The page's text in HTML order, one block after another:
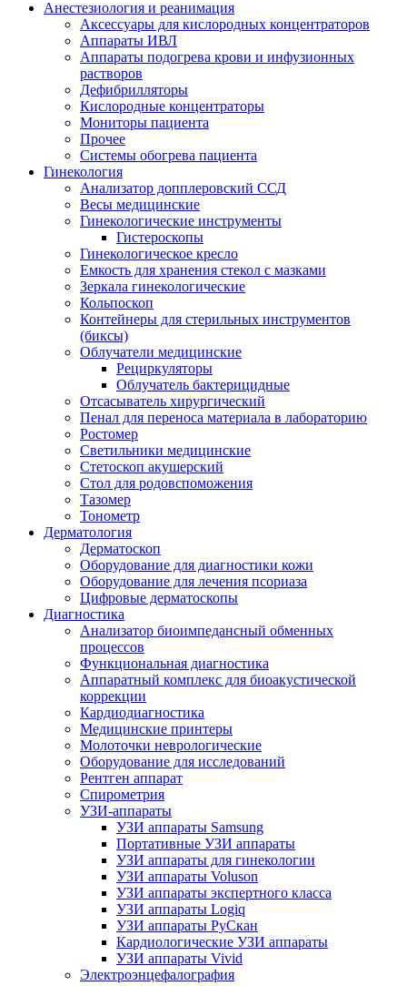
Анестезиология и реанимация
Аксессуары для кислородных концентраторов
Аппараты ИВЛ
Аппараты подогрева крови и инфузионных
растворов
Дефибрилляторы
Кислородные концентраторы
Мониторы пациента
Прочее
Системы обогрева пациента
Гинекология
Анализатор допплеровский ССД
Весы медицинские
Гинекологические инструменты
Гистероскопы
Гинекологическое кресло
Емкость для хранения стекол с мазками
Зеркала гинекологические
Кольпоскоп
Контейнеры для стерильных инструментов
(биксы)
Облучатели медицинские
Рециркуляторы
Облучатель бактерицидные
Отсасыватель хирургический
Пенал для переноса материала в лабораторию
Ростомер
Светильники медицинские
Стетоскоп акушерский
Стол для родовспоможения
Тазомер
Тонометр
Дерматология
Дерматоскоп
Оборудование для диагностики кожи
Оборудование для лечения псориаза
Цифровые дерматоскопы
Диагностика
Анализатор биоимпедансный обменных
процессов
Функциональная диагностика
Аппаратный комплекс для биоакустической
коррекции
Кардиодиагностика
Медицинские принтеры
Молоточки неврологические
Оборудование для исследований
Рентген аппарат
Спирометрия
УЗИ-аппараты
УЗИ аппараты Samsung
Портативные УЗИ аппараты
УЗИ аппараты для гинекологии
УЗИ аппараты Voluson
УЗИ аппараты экспертного класса
УЗИ аппараты Logiq
УЗИ аппараты РуСкан
Кардиологические УЗИ аппараты
УЗИ аппараты Vivid
Электроэнцефалография